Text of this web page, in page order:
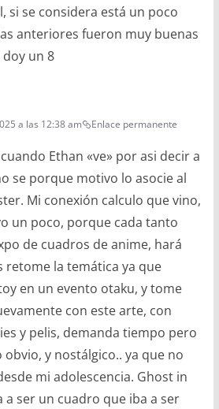
si se considera está un poco
anteriores fueron muy buenas
doy un 8
a las 12:38 am Enlace permanente
Ethan «ve» por asi decir a
se porque motivo lo asocie al
Mi conexión calculo que vino,
un poco, porque cada tanto
de cuadros de anime, hará
retome la temática ya que
en un evento otaku, y tome
con este arte, con
y pelis, demanda tiempo pero
obvio, y nostálgico.. ya que no
mi adolescencia. Ghost in
a ser un cuadro que iba a ser